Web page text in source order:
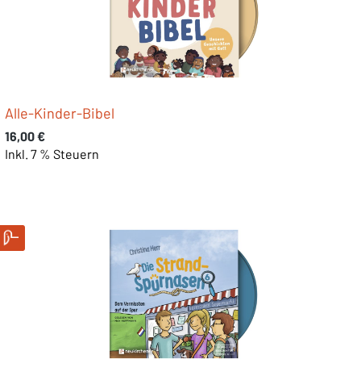
Alle-Kinder-Bibel
Regulärer Preis:
16,00 €
Inkl. 7 % Steuern